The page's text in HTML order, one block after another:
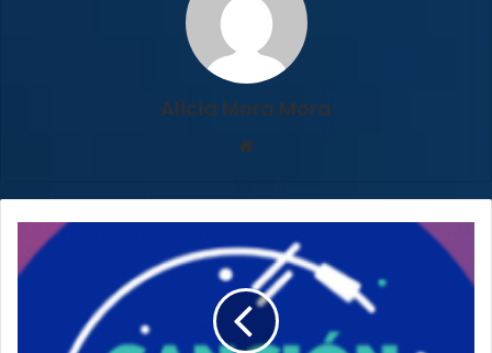
Alicia Mora Mora
Concurso
de
canto
estudiantes